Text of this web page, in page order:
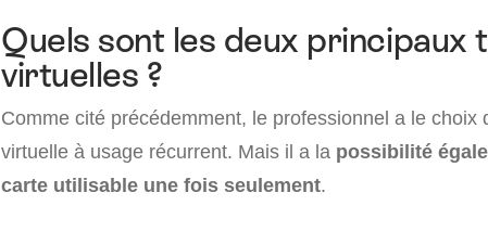
Quels sont les deux principaux
virtuelles ?
Comme cité précédemment, le professionnel a le choix
virtuelle à usage récurrent. Mais il a la possibilité
carte utilisable une fois seulement.